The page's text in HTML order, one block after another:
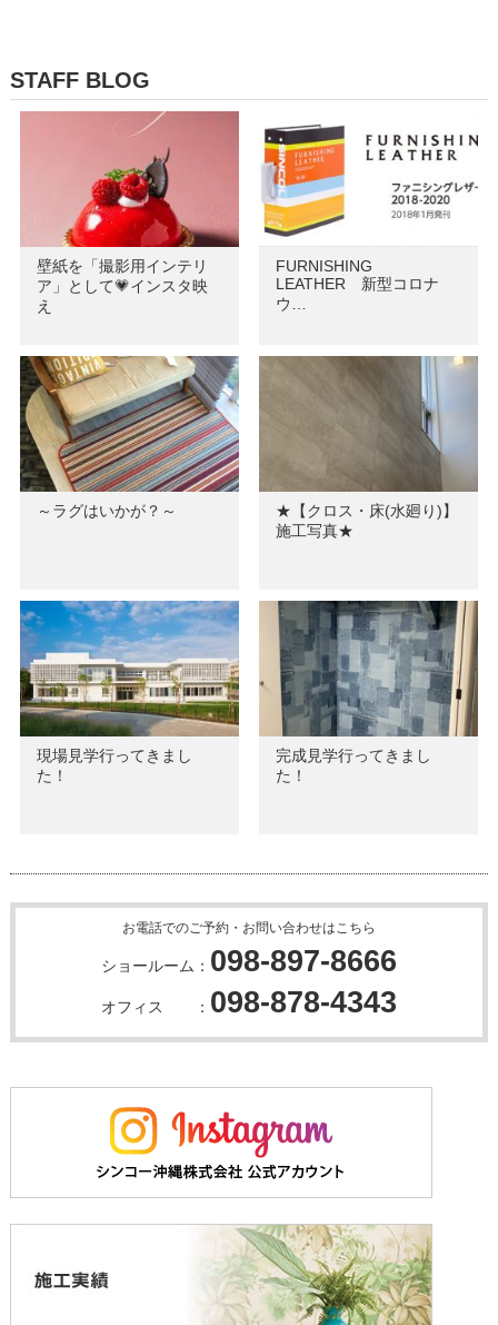
STAFF BLOG
壁紙を「撮影用インテリ
ア」として💗インスタ映
え
FURNISHING
LEATHER 新型コロナ
ウ…
～ラグはいかが？～
★【クロス・床(水廻り)】
施工写真★
現場見学行ってきまし
た！
完成見学行ってきまし
た！
お電話でのご予約・お問い合わせはこちら
ショールーム： 098-897-8666
オフィス ： 098-878-4343